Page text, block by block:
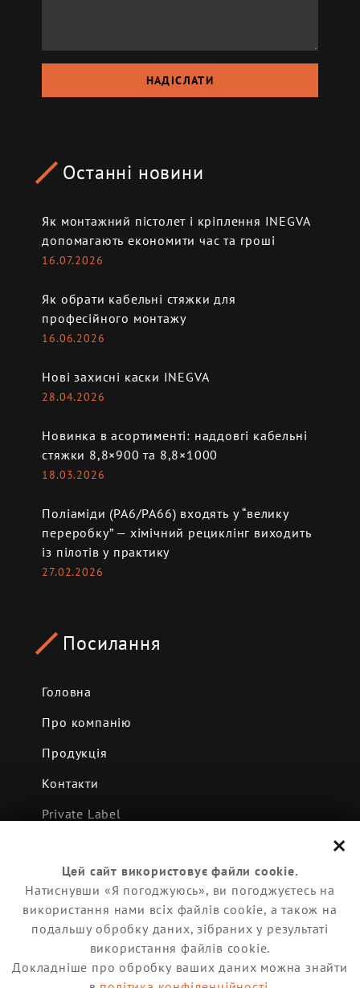
НАДІСЛАТИ
Останні новини
Як монтажний пістолет і кріплення INEGVA
допомагають економити час та гроші
16.07.2026
Як обрати кабельні стяжки для
професійного монтажу
16.06.2026
Нові захисні каски INEGVA
28.04.2026
Новинка в асортименті: наддовгі кабельні
стяжки 8,8×900 та 8,8×1000
18.03.2026
Поліаміди (PA6/PA66) входять у “велику
переробку” — хімічний рециклінг виходить
із пілотів у практику
27.02.2026
Посилання
Головна
Про компанію
Продукція
Контакти
Private Label
Виробництво
Договір публічної оферти
Політика конфіденційності
Цей сайт використовує файли cookie.
Натиснувши «Я погоджуюсь», ви погоджуєтесь на
використання нами всіх файлів cookie, а також на
подальшу обробку даних, зібраних у результаті
використання файлів cookie.
Докладніше про обробку ваших даних можна знайти
×